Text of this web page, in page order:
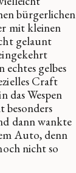
bürgerlichen
mit kleinen
gelaunt
echtes gelbes
Craft
das Wespen
besonders
dann wankte
Auto, denn
nicht so